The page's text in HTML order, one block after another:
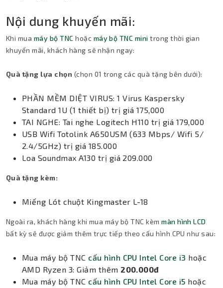
Nội dung khuyến mãi:
Khi mua máy bộ TNC hoặc máy bộ TNC mini trong thời gian
khuyến mãi, khách hàng sẽ nhận ngay:
Quà tặng lựa chọn (chọn 01 trong các quà tặng bên dưới):
PHẦN MỀM DIỆT VIRUS: 1 Virus Kaspersky
Standard 1U (1 thiết bị) trị giá 175,000
TAI NGHE: Tai nghe Logitech H110 trị giá 179,000
USB Wifi Totolink A650USM (633 Mbps/ Wifi 5/
2.4/5GHz) trị giá 185.000
Loa Soundmax A130 trị giá 209.000
Quà tặng kèm:
Miếng Lót chuột Kingmaster L-18
Ngoài ra, khách hàng khi mua máy bộ TNC kèmmàn hình LCD
bất kỳ sẽ được giảm thêm trực tiếp theo cấu hình CPU như sau:
Mua máy bộ TNC cấu hình CPU Intel Core i3 hoặc
AMD Ryzen 3: Giảm thêm 200.000đ
Mua máy bộ TNC cấu hình CPU Intel Core i5 hoặc